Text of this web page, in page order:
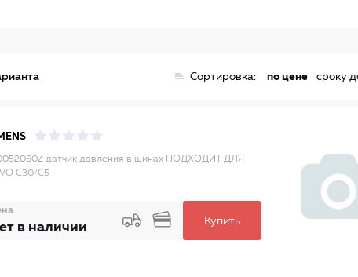
Сортировка: по цене сроку
датчик давления в шинах ПОДХОДИТ ДЛЯ
C30/C5
в наличии Купить